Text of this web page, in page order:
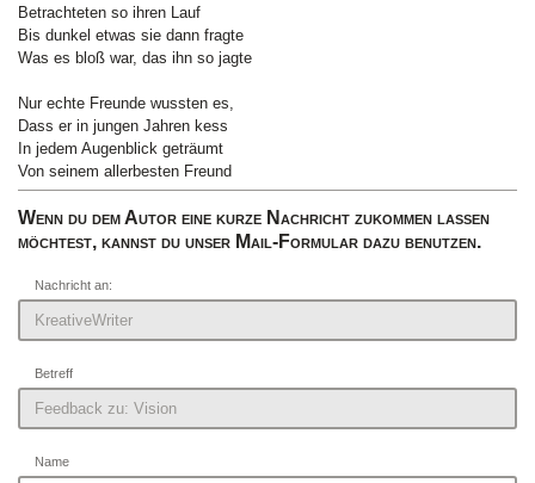
Betrachteten so ihren Lauf
Bis dunkel etwas sie dann fragte
Was es bloß war, das ihn so jagte
Nur echte Freunde wussten es,
Dass er in jungen Jahren kess
In jedem Augenblick geträumt
Von seinem allerbesten Freund
Wenn du dem Autor eine kurze Nachricht zukommen lassen
möchtest, kannst du unser Mail-Formular dazu benutzen.
Nachricht an:
Betreff
Name